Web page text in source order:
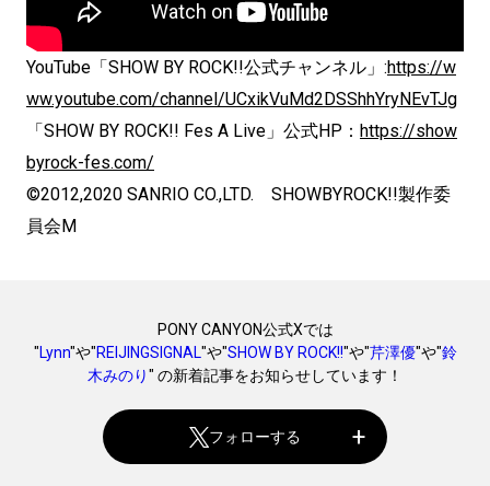
YouTube「SHOW BY ROCK!!公式チャンネル」:https://w
ww.youtube.com/channel/UCxikVuMd2DSShhYryNEvTJg
「SHOW BY ROCK!! Fes A Live」公式HP： https://show
byrock-fes.com/
©2012,2020 SANRIO CO.,LTD. SHOWBYROCK!!製作委
員会M
PONY CANYON公式Xでは
"Lynn"や"REIJINGSIGNAL"や"SHOW BY ROCK!!"や"芹澤優"や"鈴
木みのり" の新着記事をお知らせしています！
フォローする